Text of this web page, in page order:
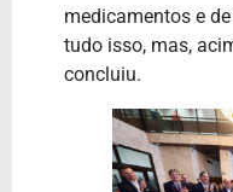
medicamentos e
tudo isso, mas,
concluiu.